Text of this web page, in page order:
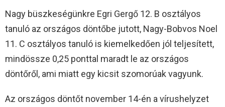
Nagy büszkeségünkre Egri Gergő 12. B osztályos
tanuló az országos döntőbe jutott, Nagy-Bobvos Noel
11. C osztályos tanuló is kiemelkedően jól teljesített,
mindössze 0,25 ponttal maradt le az országos
döntőről, ami miatt egy kicsit szomorúak vagyunk.
Az országos döntőt november 14-én a vírushelyzet